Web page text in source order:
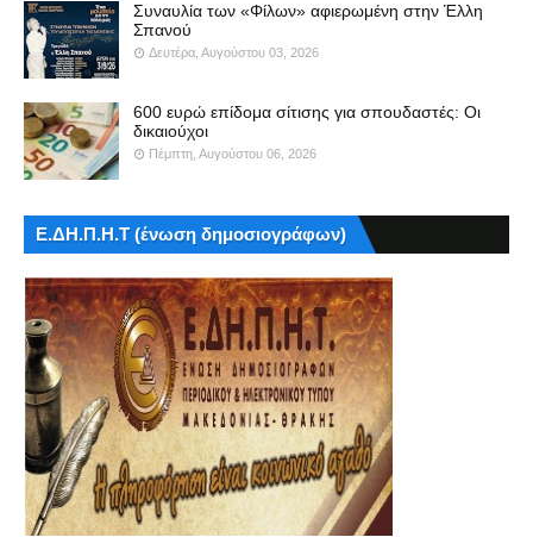
Συναυλία των «Φίλων» αφιερωμένη στην Έλλη
Σπανού
Δευτέρα, Αυγούστου 03, 2026
600 ευρώ επίδομα σίτισης για σπουδαστές: Οι
δικαιούχοι
Πέμπτη, Αυγούστου 06, 2026
Ε.ΔΗ.Π.Η.Τ (ένωση δημοσιογράφων)